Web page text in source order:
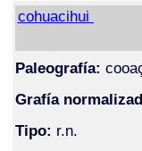
cohuacihui
Paleografía:
Grafía
Tipo: r.n.